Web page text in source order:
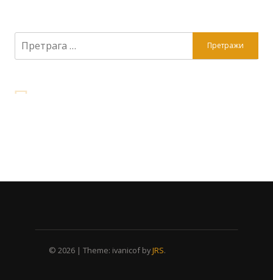
Претрага
за:
© 2026 | Theme: ivanicof byJRS.